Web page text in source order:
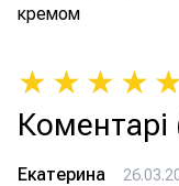
кремом
★ ★ ★ ★
Коментарі
Екатерина